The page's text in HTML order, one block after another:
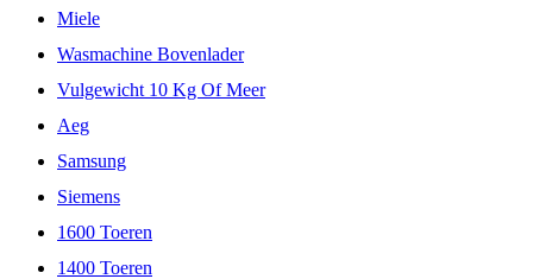
Miele
Wasmachine Bovenlader
Vulgewicht 10 Kg Of Meer
Aeg
Samsung
Siemens
1600 Toeren
1400 Toeren